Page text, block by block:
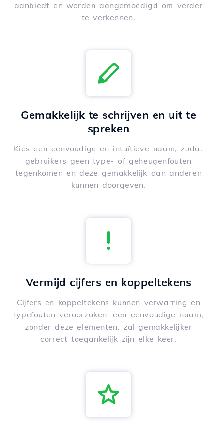
aanbiedt en worden aangemoedigd om verder
te verkennen.
Gemakkelijk te schrijven en uit te
spreken
Kies een eenvoudige en intuïtieve naam, zodat
gebruikers geen type- of geheugenfouten
tegenkomen en deze gemakkelijk aan anderen
kunnen doorgeven.
Vermijd cijfers en koppeltekens
Cijfers en koppeltekens kunnen verwarring en
typefouten veroorzaken; een eenvoudige naam,
zonder deze elementen, zal gemakkelijker
correct toegankelijk zijn elke keer.